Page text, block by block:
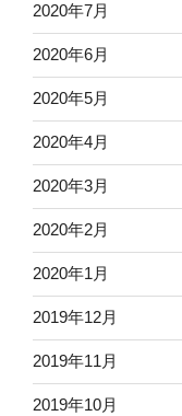
2020年7月
2020年6月
2020年5月
2020年4月
2020年3月
2020年2月
2020年1月
2019年12月
2019年11月
2019年10月